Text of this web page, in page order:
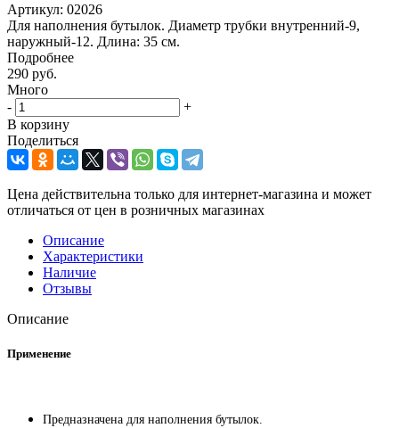
Артикул: 02026
Для наполнения бутылок. Диаметр трубки внутренний-9,
наружный-12. Длина: 35 см.
Подробнее
290 руб.
Много
-
+
В корзину
Поделиться
Цена действительна только для интернет-магазина и может
отличаться от цен в розничных магазинах
Описание
Характеристики
Наличие
Отзывы
Описание
Применение
Предназначена для наполнения бутылок.